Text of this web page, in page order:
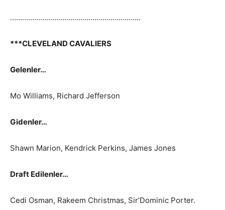
………………………………………………………..
***CLEVELAND CAVALIERS
Gelenler…
Mo Williams, Richard Jefferson
Gidenler…
Shawn Marion, Kendrick Perkins, James Jones
Draft Edilenler…
Cedi Osman, Rakeem Christmas, Sir’Dominic Porter.